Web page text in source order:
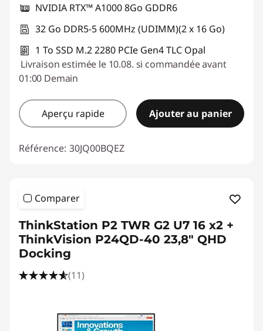
NVIDIA RTX™ A1000 8Go GDDR6
32 Go DDR5-5 600MHz (UDIMM)(2 x 16 Go)
1 To SSD M.2 2280 PCIe Gen4 TLC Opal
Livraison estimée le 10.08. si commandée avant
01:00 Demain
Aperçu rapide Ajouter au panier
Référence: 30JQ00BQEZ
Comparer
ThinkStation P2 TWR G2 U7 16 x2 +
ThinkVision P24QD-40 23,8" QHD
Docking
(11)